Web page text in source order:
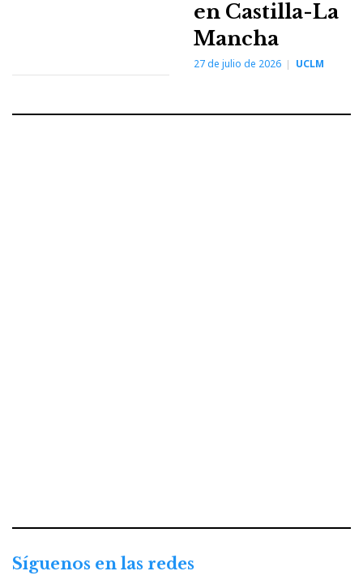
en Castilla-La
Mancha
27 de julio de 2026 UCLM
Síguenos en las redes